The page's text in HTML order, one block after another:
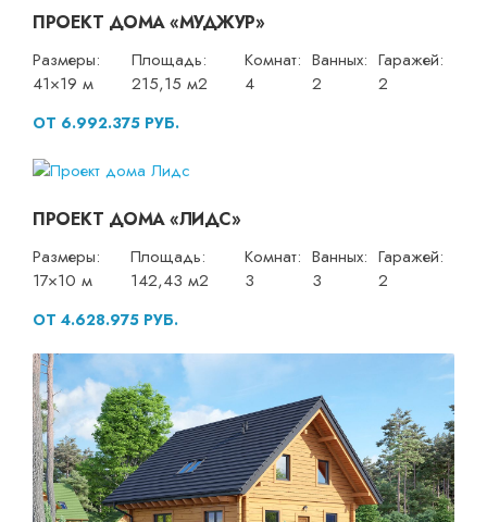
ПРОЕКТ ДОМА «МУДЖУР»
Размеры:
41×19 м
Площадь:
215,15 м2
Комнат:
4
Ванных:
2
Гаражей:
2
ОТ 6.992.375 РУБ.
ПРОЕКТ ДОМА «ЛИДС»
Размеры:
17×10 м
Площадь:
142,43 м2
Комнат:
3
Ванных:
3
Гаражей:
2
ОТ 4.628.975 РУБ.